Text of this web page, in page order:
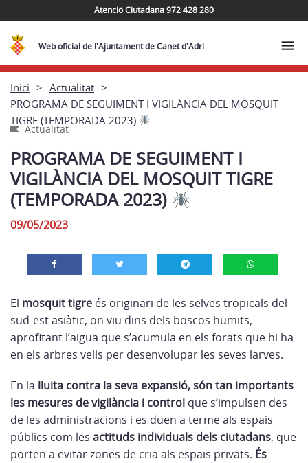
Atenció Ciutadana 972 428 280
Web oficial de l'Ajuntament de Canet d'Adri
Inici
Actualitat
PROGRAMA DE SEGUIMENT I VIGILÀNCIA DEL MOSQUIT
TIGRE (TEMPORADA 2023)
Actualitat
PROGRAMA DE SEGUIMENT I
VIGILÀNCIA DEL MOSQUIT TIGRE
(TEMPORADA 2023)
09/05/2023
El mosquit tigre és originari de les selves tropicals del
sud-est asiàtic, on viu dins dels boscos humits,
aprofitant l’aigua que s’acumula en els forats que hi ha
en els arbres vells per desenvolupar les seves larves.
En la lluita contra la seva expansió, són tan importants
les mesures de vigilància i control que s’impulsen des
de les administracions i es duen a terme als espais
públics com les actituds individuals dels ciutadans, que
porten a evitar zones de cria als espais privats. És